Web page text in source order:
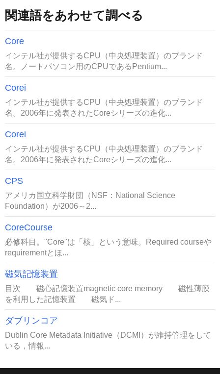
関連語をあわせて調べる
Core
インテル社が提供するCPU（中央処理装置）のブランド
名。ノートパソコン用のCPUであるPentium...
Corei
インテル社が提供するCPU（中央処理装置）のブランド
名。2006年に発表されたCoreシリーズの進化...
Corei
インテル社が提供するCPU（中央処理装置）のブランド
名。2006年に発表されたCoreシリーズの進化...
CPS
アメリカ国立科学財団（NSF：National Science
Foundation）が2006～2...
CoreCourse
必修科目。"Core"は「核」という意味。Required courseや
requirementとほ...
磁気記憶装置
目次 磁心記憶装置magnetic core memory 磁性薄膜
を利用した記憶装置 磁気ド...
ダブリンコア
Dublin Core Metadata Initiative（DCMI）が維持管理をして
いる，情報...